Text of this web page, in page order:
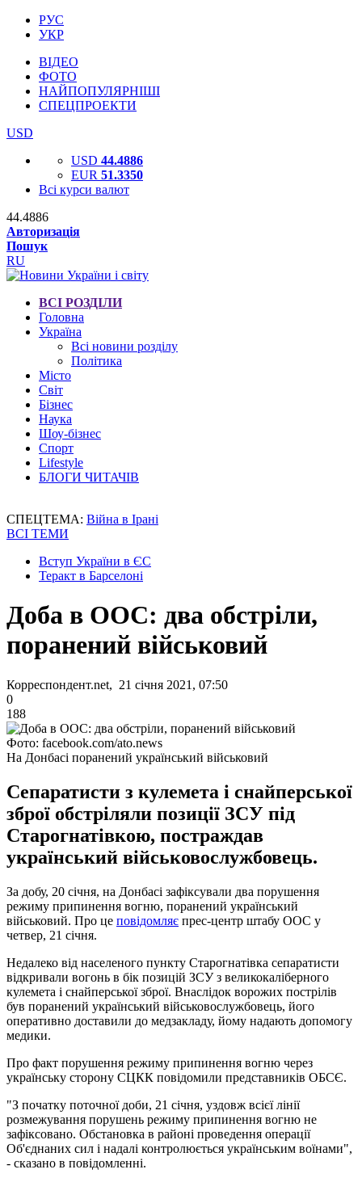
РУС
УКР
ВІДЕО
ФОТО
НАЙПОПУЛЯРНІШІ
СПЕЦПРОЕКТИ
USD
USD 44.4886
EUR 51.3350
Всі курси валют
44.4886
Авторизація
Пошук
RU
ВСІ РОЗДІЛИ
Головна
Україна
Всі новини розділу
Політика
Місто
Світ
Бізнес
Наука
Шоу-бізнес
Спорт
Lifestyle
БЛОГИ ЧИТАЧІВ
СПЕЦТЕМА: Війна в Ірані
ВСІ ТЕМИ
Вступ України в ЄС
Теракт в Барселоні
Доба в ООС: два обстріли,
поранений військовий
Корреспондент.net, 21 січня 2021, 07:50
0
188
Фото: facebook.com/ato.news
На Донбасі поранений український військовий
Сепаратисти з кулемета і снайперської
зброї обстріляли позиції ЗСУ під
Старогнатівкою, постраждав
український військовослужбовець.
За добу, 20 січня, на Донбасі зафіксували два порушення
режиму припинення вогню, поранений український
військовий. Про це повідомляє прес-центр штабу ООС у
четвер, 21 січня.
Недалеко від населеного пункту Старогнатівка сепаратисти
відкривали вогонь в бік позицій ЗСУ з великокаліберного
кулемета і снайперської зброї. Внаслідок ворожих пострілів
був поранений український військовослужбовець, його
оперативно доставили до медзакладу, йому надають допомогу
медики.
Про факт порушення режиму припинення вогню через
українську сторону СЦКК повідомили представників ОБСЄ.
"З початку поточної доби, 21 січня, уздовж всієї лінії
розмежування порушень режиму припинення вогню не
зафіксовано. Обстановка в районі проведення операції
Об'єднаних сил і надалі контролюється українським воїнами",
- сказано в повідомленні.